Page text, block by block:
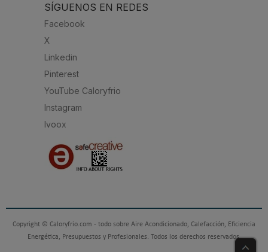
SÍGUENOS EN REDES
Facebook
X
Linkedin
Pinterest
YouTube Caloryfrio
Instagram
Ivoox
Copyright © Caloryfrio.com - todo sobre Aire Acondicionado, Calefacción, Eficiencia
Energética, Presupuestos y Profesionales. Todos los derechos reservados.